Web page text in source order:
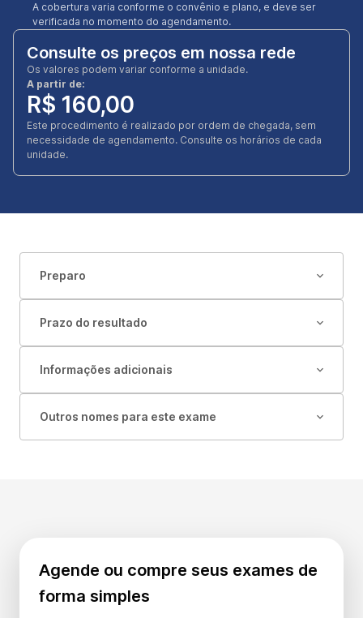
A cobertura varia conforme o convênio e plano, e deve ser
verificada no momento do agendamento.
Consulte os preços em nossa rede
Os valores podem variar conforme a unidade.
A partir de:
R$ 160,00
Este procedimento é realizado por ordem de chegada, sem
necessidade de agendamento. Consulte os horários de cada
unidade.
Preparo
Prazo do resultado
Informações adicionais
Outros nomes para este exame
Agende ou compre seus exames de
forma simples